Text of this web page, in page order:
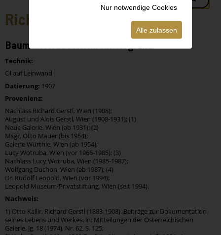
Nur notwendige Cookies
Alle zulassen
Richard Gerstl
Baum mit Häusern im Hintergrund
Technik:
Öl auf Leinwand
Datierung: 1907
Provenienz:
Nachlass Richard Gerstl, Wien (1908);
August und Alois Gerstl, Wien (1908-1931); (1)
Neue Galerie, Wien (ab 1931); (2)
Msgr. Otto Mauer (bis 1954);
Galerie Würthle, Wien (ab 1954);
Lucy Wotruba, Wien (vor 1966-1985); (3)
Nachlass Lucy Wotruba, Wien (1985-1987);
Wolfgang Duchon, Wien (ab 1987); (4)
Dr. Rudolf Leopold, Wien (vor 1994);
Leopold Museum-Privatstiftung, Wien (seit 1994).
Nachweis:
1) Otto Kallir, Richard Gerstl (1883-1908). Beiträge zur Dokumentation
seines Lebens und Werkes, in: Mitteilungen der Österreichischen
Galerie, Jg. 18 (1974), Nr. 62, S. 125;